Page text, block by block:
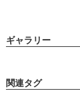
ギャラリー
関連タグ